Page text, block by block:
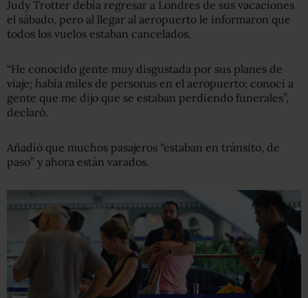
Judy Trotter debía regresar a Londres de sus vacaciones
el sábado, pero al llegar al aeropuerto le informaron que
todos los vuelos estaban cancelados.
“He conocido gente muy disgustada por sus planes de
viaje; había miles de personas en el aeropuerto; conocí a
gente que me dijo que se estaban perdiendo funerales”,
declaró.
Añadió que muchos pasajeros “estaban en tránsito, de
paso” y ahora están varados.